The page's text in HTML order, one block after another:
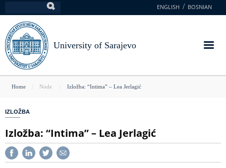
to
main
content
ENGLISH BOSNIAN
University of Sarajevo
You
here
Home Node Izložba: “Intima” – Lea Jerlagić
IZLOŽBA
Izložba: “Intima” – Lea Jerlagić